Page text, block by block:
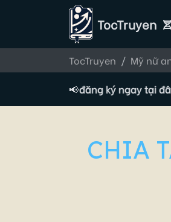
TocTruyen
TocTruyen Mỹ nữ
📢
Tác giả, đăng ký ngay tại đây!🔥
CHIA